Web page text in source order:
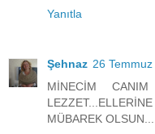
Yanıtla
Şehnaz 26
MİNECİM
MÜBAREK OLSUN...